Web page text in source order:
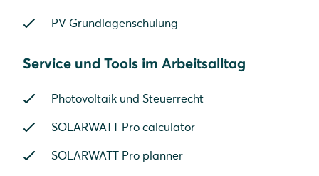
PV Grundlagenschulung
Service und Tools im Arbeitsalltag
Photovoltaik und Steuerrecht
SOLARWATT Pro calculator
SOLARWATT Pro planner